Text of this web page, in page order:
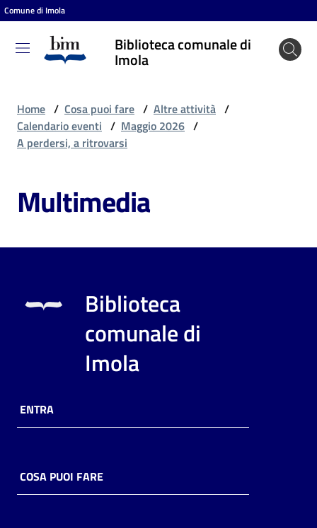
Vai al contenuto
Vai alla navigazione
Vai al footer
Comune di Imola
Biblioteca comunale di
Imola
Biblioteca
comunale
Cosa
fare
Scopri
online
Home / Cosa puoi fare / Altre attività /
Calendario eventi / Maggio 2026 /
A perdersi, a ritrovarsi
Multimedia
Biblioteca
comunale di
Imola
ENTRA
COSA PUOI FARE